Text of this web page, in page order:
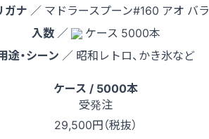
ガナ ／ マドラースプーン#160 アオ バラ
入数／
ケース 5000本
途・シーン ／ 昭和レトロ、かき氷など
ケース / 5000本
受発注
29,500円（税抜）